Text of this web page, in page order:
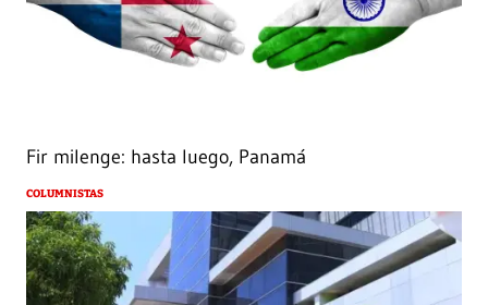
Fir milenge: hasta luego, Panamá
COLUMNISTAS